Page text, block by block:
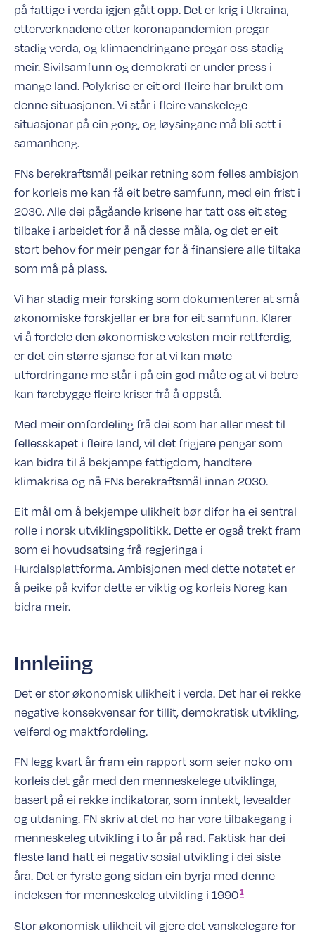
fagforeningar
4.4 Færre demokrati enn før, autoritære krefter
veks fram
Klimaendringane rammar ulikt
Svake velferdstilbod
Korleis utviklingspolitikken kan bidra til mindre
ulikheit
5
5.3 Styrke fagleg samarbeid og anstendig arbeid
5.4 Demokrati og openheit for redusert ulikheit
5.5 Klima bør bli sett i eit ulikhetsperspektiv
5 6 Forsterka velferd
6 Avslutning
Referanser
på fattige i verda igjen gått opp. Det er krig i Ukraina,
etterverknadene etter koronapandemien pregar
stadig verda, og klimaendringane pregar oss stadig
meir. Sivilsamfunn og demokrati er under press i
mange land. Polykrise er eit ord fleire har brukt om
denne situasjonen. Vi står i fleire vanskelege
situasjonar på ein gong, og løysingane må bli sett i
samanheng.
FNs berekraftsmål peikar retning som felles ambisjon
for korleis me kan få eit betre samfunn, med ein frist i
2030. Alle dei pågåande krisene har tatt oss eit steg
tilbake i arbeidet for å nå desse måla, og det er eit
stort behov for meir pengar for å finansiere alle tiltaka
som må på plass.
Vi har stadig meir forsking som dokumenterer at små
økonomiske forskjellar er bra for eit samfunn. Klarer
vi å fordele den økonomiske veksten meir rettferdig,
er det ein større sjanse for at vi kan møte
utfordringane me står i på ein god måte og at vi betre
kan førebygge fleire kriser frå å oppstå.
Med meir omfordeling frå dei som har aller mest til
fellesskapet i fleire land, vil det frigjere pengar som
kan bidra til å bekjempe fattigdom, handtere
klimakrisa og nå FNs berekraftsmål innan 2030.
Eit mål om å bekjempe ulikheit bør difor ha ei sentral
rolle i norsk utviklingspolitikk. Dette er også trekt fram
som ei hovudsatsing frå regjeringa i
Hurdalsplattforma. Ambisjonen med dette notatet er
å peike på kvifor dette er viktig og korleis Noreg kan
bidra meir.
Innleiing
Det er stor økonomisk ulikheit i verda. Det har ei rekke
negative konsekvensar for tillit, demokratisk utvikling,
velferd og maktfordeling.
FN legg kvart år fram ein rapport som seier noko om
korleis det går med den menneskelege utviklinga,
basert på ei rekke indikatorar, som inntekt, levealder
og utdaning. FN skriv at det no har vore tilbakegang i
menneskeleg utvikling i to år på rad. Faktisk har dei
fleste land hatt ei negativ sosial utvikling i dei siste
åra. Det er fyrste gong sidan ein byrja med denne
indeksen for menneskeleg utvikling i 19901
Stor økonomisk ulikheit vil gjere det vanskelegare for